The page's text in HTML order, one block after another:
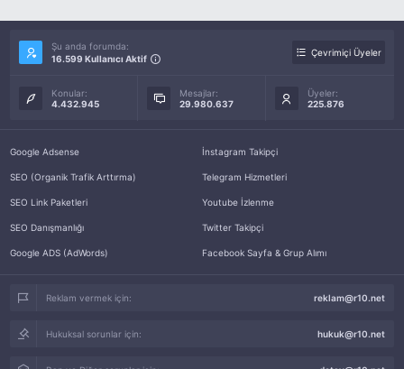
Şu anda forumda:
16.599 Kullanıcı Aktif
Çevrimiçi Üyeler
Konular:
4.432.945
Mesajlar:
29.980.637
Üyeler:
225.876
Google Adsense
SEO (Organik Trafik Arttırma)
SEO Link Paketleri
SEO Danışmanlığı
Google ADS (AdWords)
İnstagram Takipçi
Telegram Hizmetleri
Youtube İzlenme
Twitter Takipçi
Facebook Sayfa & Grup Alımı
Reklam vermek için: reklam@r10.net
Hukuksal sorunlar için: hukuk@r10.net